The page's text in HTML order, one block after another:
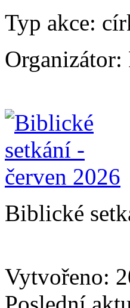
Typ akce:
Organizátor:
Biblické
Vytvořeno: